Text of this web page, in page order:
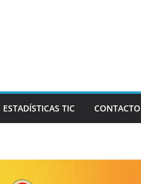
ESTADÍSTICAS TIC CONTACTO